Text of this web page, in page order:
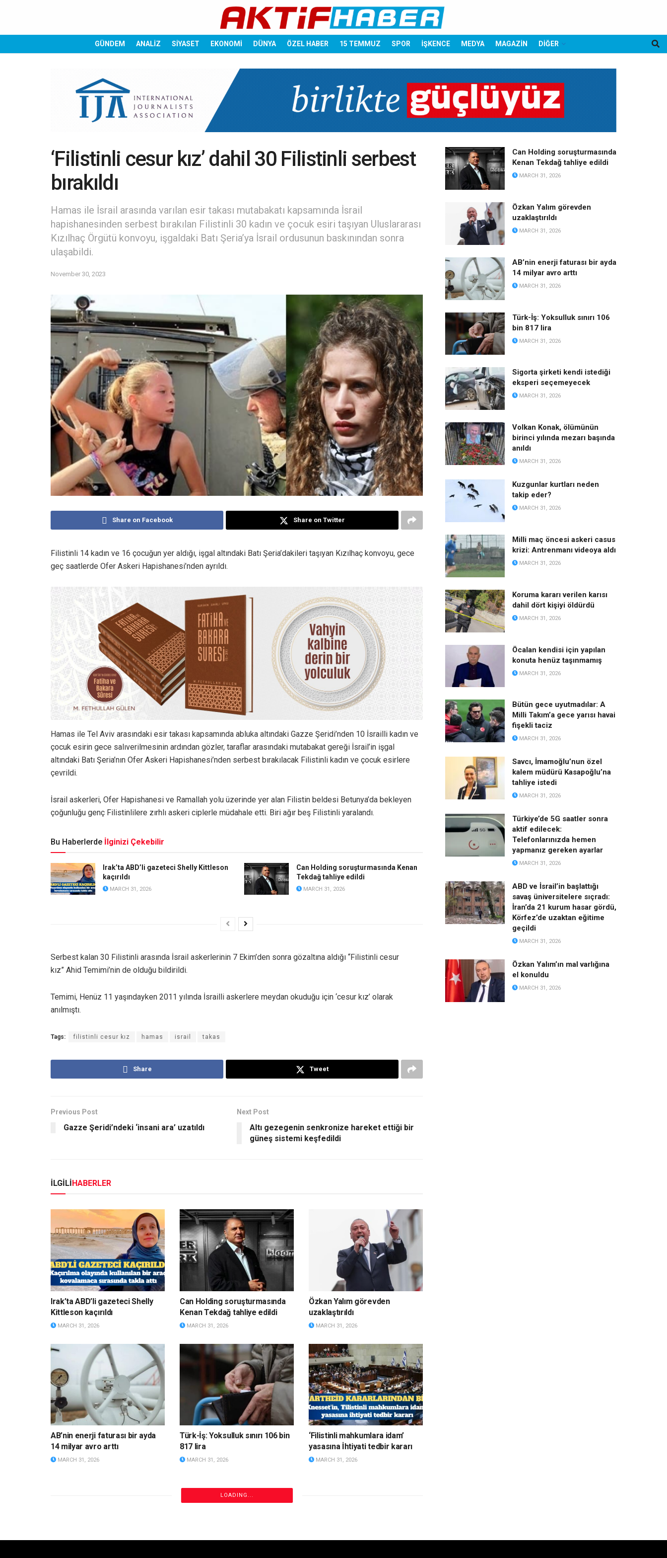
GÜNDEM ANALİZ SİYASET EKONOMİ DÜNYA ÖZEL HABER 15 TEMMUZ SPOR İŞKENCE MEDYA MAGAZİN DİĞER
‘Filistinli cesur kız’ dahil 30 Filistinli serbest
bırakıldı
Hamas ile İsrail arasında varılan esir takası mutabakatı kapsamında İsrail
hapishanesinden serbest bırakılan Filistinli 30 kadın ve çocuk esiri taşıyan Uluslararası
Kızılhaç Örgütü konvoyu, işgaldaki Batı Şeria’ya İsrail ordusunun baskınından sonra
ulaşabildi.
November 30, 2023
Share on Facebook Share on Twitter
Filistinli 14 kadın ve 16 çocuğun yer aldığı, işgal altındaki Batı Şeria’dakileri taşıyan Kızılhaç konvoyu, gece
geç saatlerde Ofer Askeri Hapishanesi’nden ayrıldı.
Hamas ile Tel Aviv arasındaki esir takası kapsamında abluka altındaki Gazze Şeridi’nden 10 İsrailli kadın ve
çocuk esirin gece salıverilmesinin ardından gözler, taraflar arasındaki mutabakat gereği İsrail’in işgal
altındaki Batı Şeria’nın Ofer Askeri Hapishanesi’nden serbest bırakılacak Filistinli kadın ve çocuk esirlere
çevrildi.
İsrail askerleri, Ofer Hapishanesi ve Ramallah yolu üzerinde yer alan Filistin beldesi Betunya’da bekleyen
çoğunluğu genç Filistinlilere zırhlı askeri ciplerle müdahale etti. Biri ağır beş Filistinli yaralandı.
Bu Haberlerde İlginizi Çekebilir
Irak’ta ABD’li gazeteci Shelly Kittleson
kaçırıldı
MARCH 31, 2026
Can Holding soruşturmasında Kenan
Tekdağ tahliye edildi
MARCH 31, 2026
Serbest kalan 30 Filistinli arasında İsrail askerlerinin 7 Ekim’den sonra gözaltına aldığı “Filistinli cesur
kız” Ahid Temimi’nin de olduğu bildirildi.
Temimi, Henüz 11 yaşındayken 2011 yılında İsrailli askerlere meydan okuduğu için ‘cesur kız’ olarak
anılmıştı.
Tags: filistinli cesur kız hamas israil takas
Share Tweet
Previous Post
Gazze Şeridi’ndeki ‘insani ara’ uzatıldı
Next Post
Altı gezegenin senkronize hareket ettiği bir
güneş sistemi keşfedildi
İLGİLİ HABERLER
Irak’ta ABD’li gazeteci Shelly
Kittleson kaçırıldı
MARCH 31, 2026
Can Holding soruşturmasında
Kenan Tekdağ tahliye edildi
MARCH 31, 2026
Özkan Yalım görevden
uzaklaştırıldı
MARCH 31, 2026
AB’nin enerji faturası bir ayda
14 milyar avro arttı
MARCH 31, 2026
Türk-İş: Yoksulluk sınırı 106 bin
817 lira
MARCH 31, 2026
‘Filistinli mahkumlara idam’
yasasına İhtiyati tedbir kararı
MARCH 31, 2026
LOADING...
Can Holding soruşturmasında
Kenan Tekdağ tahliye edildi
MARCH 31, 2026
Özkan Yalım görevden
uzaklaştırıldı
MARCH 31, 2026
AB’nin enerji faturası bir ayda
14 milyar avro arttı
MARCH 31, 2026
Türk-İş: Yoksulluk sınırı 106
bin 817 lira
MARCH 31, 2026
Sigorta şirketi kendi istediği
eksperi seçemeyecek
MARCH 31, 2026
Volkan Konak, ölümünün
birinci yılında mezarı başında
anıldı
MARCH 31, 2026
Kuzgunlar kurtları neden
takip eder?
MARCH 31, 2026
Milli maç öncesi askeri casus
krizi: Antrenmanı videoya aldı
MARCH 31, 2026
Koruma kararı verilen karısı
dahil dört kişiyi öldürdü
MARCH 31, 2026
Öcalan kendisi için yapılan
konuta henüz taşınmamış
MARCH 31, 2026
Bütün gece uyutmadılar: A
Milli Takım’a gece yarısı havai
fişekli taciz
MARCH 31, 2026
Savcı, İmamoğlu’nun özel
kalem müdürü Kasapoğlu’na
tahliye istedi
MARCH 31, 2026
Türkiye’de 5G saatler sonra
aktif edilecek:
Telefonlarınızda hemen
yapmanız gereken ayarlar
MARCH 31, 2026
ABD ve İsrail’in başlattığı
savaş üniversitelere sıçradı:
İran’da 21 kurum hasar gördü,
Körfez’de uzaktan eğitime
geçildi
MARCH 31, 2026
Özkan Yalım’ın mal varlığına
el konuldu
MARCH 31, 2026